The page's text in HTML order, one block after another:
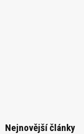
Nejnovější články